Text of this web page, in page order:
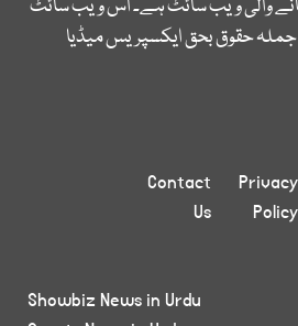
والی ویب سائٹ ہے۔ اس ویب سائٹ
جملہ حقوق بحق ایکسپریس میڈیا
Privacy
Policy
Contact
Us
Showbiz News in Urdu